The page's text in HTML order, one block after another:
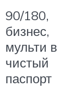
90/180,
бизнес,
мульти в
чистый
паспорт